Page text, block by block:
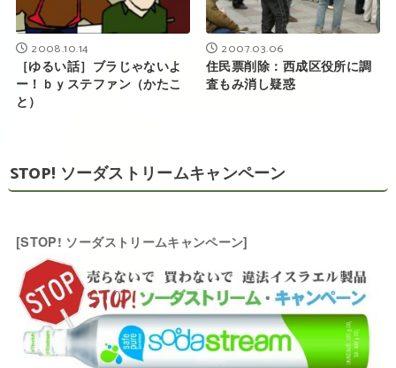
2008.10.14
［ゆるい話］ブラじゃないよ
ー！ｂｙステファン（かたこ
と）
2007.03.06
住民票削除：西成区役所に調
査もみ消し疑惑
STOP! ソーダストリームキャンペーン
[STOP! ソーダストリームキャンペーン]